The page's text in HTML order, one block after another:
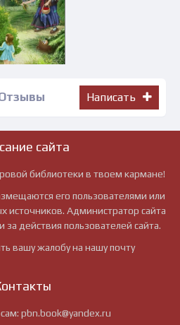
Написать
сайта
библиотеки в твоем кармане!
его пользователями или
источников. Администратор сайта
за действия пользователей сайта.
вашу жалобу на нашу почту
pbn.book@yandex.ru